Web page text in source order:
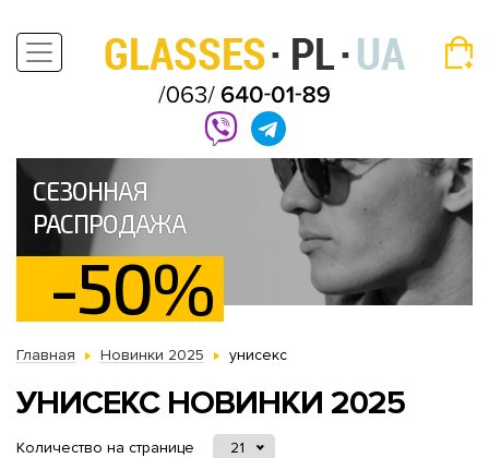
СЕЗОННАЯ
РАСПРОДАЖА
-50%
Главная Новинки 2025 унисекс
УНИСЕКС НОВИНКИ 2025
Количество на странице
21